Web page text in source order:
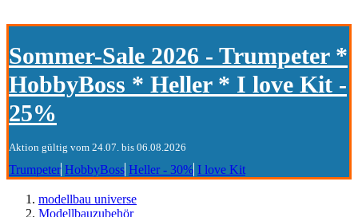
Sommer-Sale 2026 - Trumpeter *
HobbyBoss * Heller * I love Kit -
25%
Aktion gültig vom 24.07. bis 06.08.2026
Trumpeter HobbyBoss Heller - 30% I love Kit
modellbau universe
Modellbauzubehör